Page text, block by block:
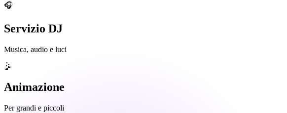
🎧
Servizio DJ
Musica, audio e luci
🤹
Animazione
Per grandi e piccoli